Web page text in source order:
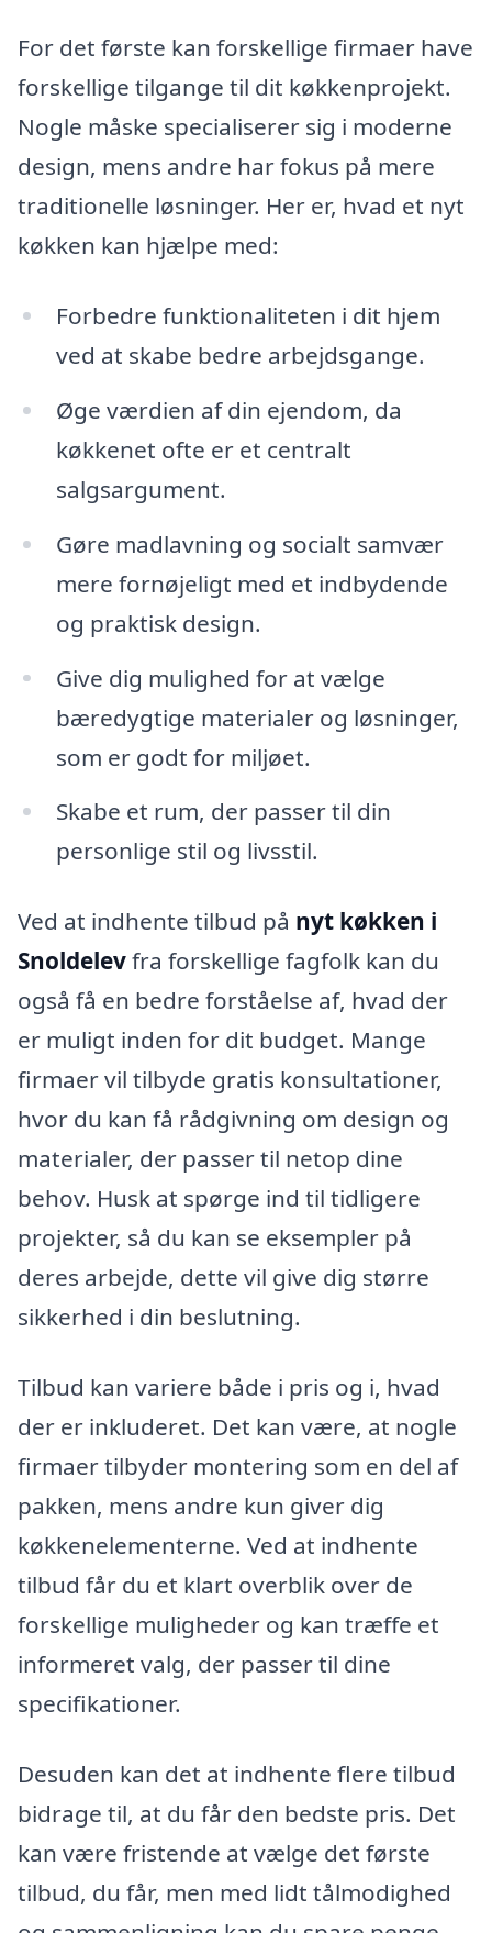
For det første kan forskellige firmaer have
forskellige tilgange til dit køkkenprojekt.
Nogle måske specialiserer sig i moderne
design, mens andre har fokus på mere
traditionelle løsninger. Her er, hvad et nyt
køkken kan hjælpe med:
Forbedre funktionaliteten i dit hjem
ved at skabe bedre arbejdsgange.
Øge værdien af din ejendom, da
køkkenet ofte er et centralt
salgsargument.
Gøre madlavning og socialt samvær
mere fornøjeligt med et indbydende
og praktisk design.
Give dig mulighed for at vælge
bæredygtige materialer og løsninger,
som er godt for miljøet.
Skabe et rum, der passer til din
personlige stil og livsstil.
Ved at indhente tilbud på nyt køkken i
Snoldelevfra forskellige fagfolk kan du
også få en bedre forståelse af, hvad der
er muligt inden for dit budget. Mange
firmaer vil tilbyde gratis konsultationer,
hvor du kan få rådgivning om design og
materialer, der passer til netop dine
behov. Husk at spørge ind til tidligere
projekter, så du kan se eksempler på
deres arbejde, dette vil give dig større
sikkerhed i din beslutning.
Tilbud kan variere både i pris og i, hvad
der er inkluderet. Det kan være, at nogle
firmaer tilbyder montering som en del af
pakken, mens andre kun giver dig
køkkenelementerne. Ved at indhente
tilbud får du et klart overblik over de
forskellige muligheder og kan træffe et
informeret valg, der passer til dine
specifikationer.
Desuden kan det at indhente flere tilbud
bidrage til, at du får den bedste pris. Det
kan være fristende at vælge det første
tilbud, du får, men med lidt tålmodighed